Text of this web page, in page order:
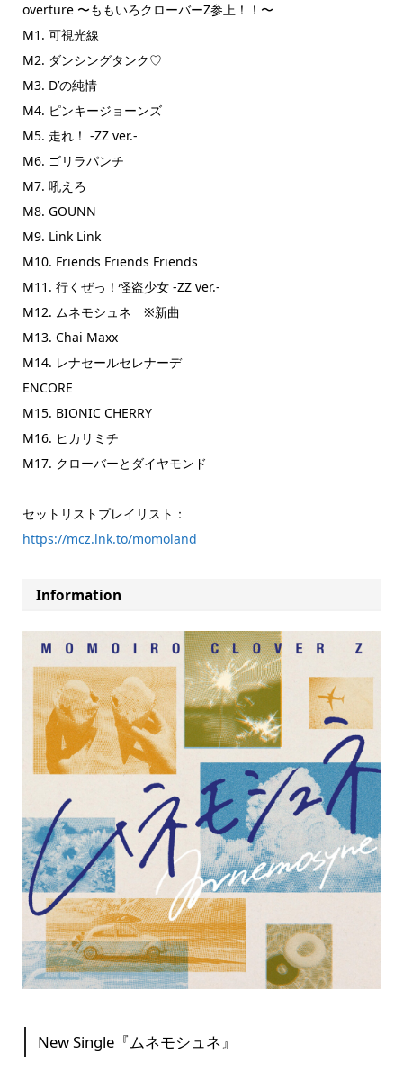
overture 〜ももいろクローバーZ参上！！〜
M1. 可視光線
M2. ダンシングタンク♡
M3. D’の純情
M4. ピンキージョーンズ
M5. 走れ！ -ZZ ver.-
M6. ゴリラパンチ
M7. 吼えろ
M8. GOUNN
M9. Link Link
M10. Friends Friends Friends
M11. 行くぜっ！怪盗少女 -ZZ ver.-
M12. ムネモシュネ ※新曲
M13. Chai Maxx
M14. レナセールセレナーデ
ENCORE
M15. BIONIC CHERRY
M16. ヒカリミチ
M17. クローバーとダイヤモンド
セットリストプレイリスト：
https://mcz.lnk.to/momoland
Information
New Single『ムネモシュネ』